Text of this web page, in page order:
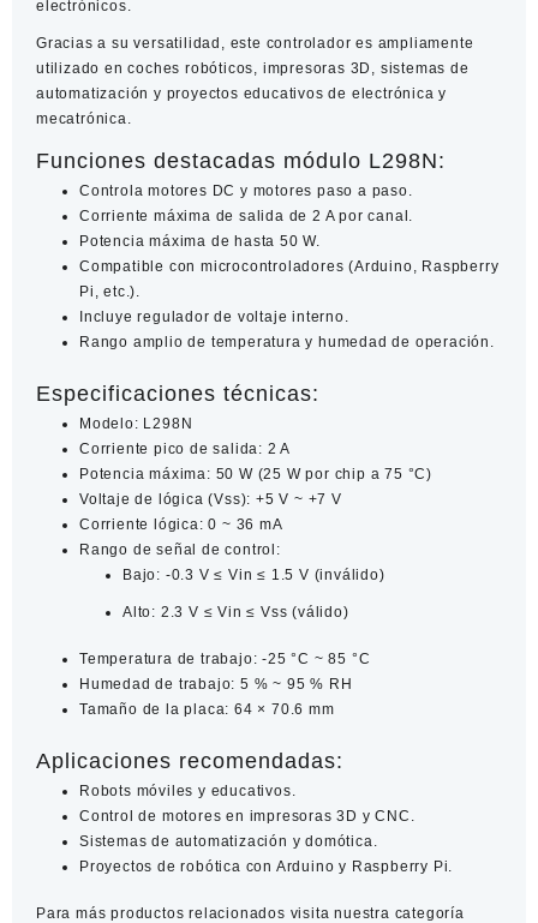
electrónicos.
Gracias a su versatilidad, este controlador es ampliamente
utilizado en coches robóticos, impresoras 3D, sistemas de
automatización y proyectos educativos de electrónica y
mecatrónica.
Funciones destacadas módulo L298N:
Controla motores DC y motores paso a paso.
Corriente máxima de salida de 2 A por canal.
Potencia máxima de hasta 50 W.
Compatible con microcontroladores (Arduino, Raspberry
Pi, etc.).
Incluye regulador de voltaje interno.
Rango amplio de temperatura y humedad de operación.
Especificaciones técnicas:
Modelo: L298N
Corriente pico de salida: 2 A
Potencia máxima: 50 W (25 W por chip a 75 °C)
Voltaje de lógica (Vss): +5 V ~ +7 V
Corriente lógica: 0 ~ 36 mA
Rango de señal de control:
Bajo: -0.3 V ≤ Vin ≤ 1.5 V (inválido)
Alto: 2.3 V ≤ Vin ≤ Vss (válido)
Temperatura de trabajo: -25 °C ~ 85 °C
Humedad de trabajo: 5 % ~ 95 % RH
Tamaño de la placa: 64 × 70.6 mm
Aplicaciones recomendadas:
Robots móviles y educativos.
Control de motores en impresoras 3D y CNC.
Sistemas de automatización y domótica.
Proyectos de robótica con Arduino y Raspberry Pi.
Para más productos relacionados visita nuestra categoría